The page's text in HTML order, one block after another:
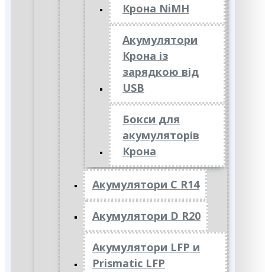
Крона NiMH
Акумулятори
Крона із
зарядкою від
USB
Бокси для
акумуляторів
Крона
Акумулятори C R14
Акумулятори D R20
Акумулятори LFP и
Prismatic LFP